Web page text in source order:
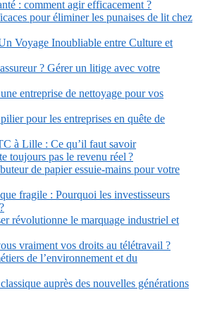
: comment agir efficacement ?
pour éliminer les punaises de lit chez
Voyage Inoubliable entre Culture et
? Gérer un litige avec votre
entreprise de nettoyage pour vos
pour les entreprises en quête de
à Lille : Ce qu’il faut savoir
toujours pas le revenu réel ?
de papier essuie-mains pour votre
fragile : Pourquoi les investisseurs
révolutionne le marquage industriel et
vraiment vos droits au télétravail ?
de l’environnement et du
auprès des nouvelles générations